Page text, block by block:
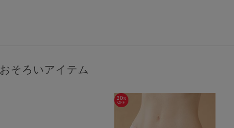
おそろいアイテム
30%
OFF